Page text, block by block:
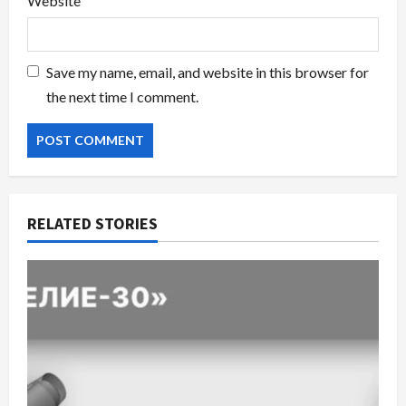
Save my name, email, and website in this browser for
the next time I comment.
RELATED STORIES